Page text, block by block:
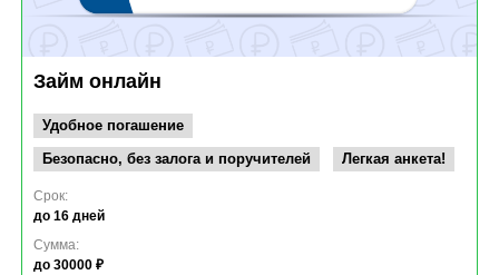
Займ онлайн
Удобное погашение
Безопасно, без залога и поручителей
Легкая анкета!
Срок:
до 16 дней
Сумма:
до 30000 ₽